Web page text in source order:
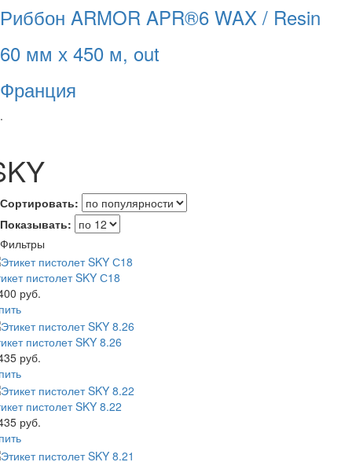
Риббон ARMOR APR®6 WAX / Resin
60 мм х 450 м, out
Франция
.
Сортировать:
Показывать:
Фильтры
пистолет SKY С18
руб.
пистолет SKY 8.26
руб.
пистолет SKY 8.22
руб.